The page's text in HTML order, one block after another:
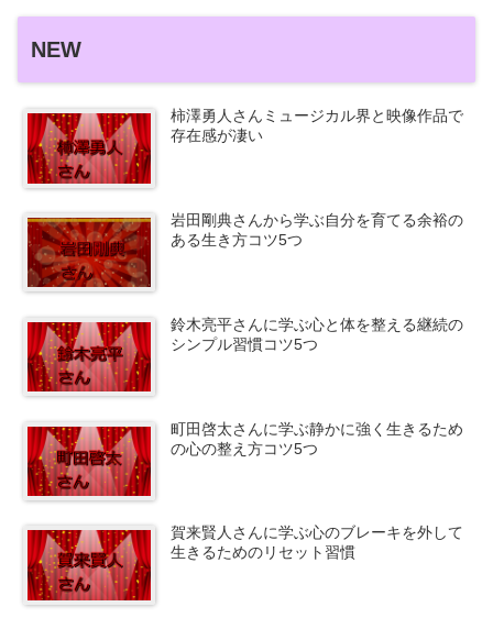
NEW
柿澤勇人さんミュージカル界と映像作品で
存在感が凄い
岩田剛典さんから学ぶ自分を育てる余裕の
ある生き方コツ5つ
鈴木亮平さんに学ぶ心と体を整える継続の
シンプル習慣コツ5つ
町田啓太さんに学ぶ静かに強く生きるため
の心の整え方コツ5つ
賀来賢人さんに学ぶ心のブレーキを外して
生きるためのリセット習慣